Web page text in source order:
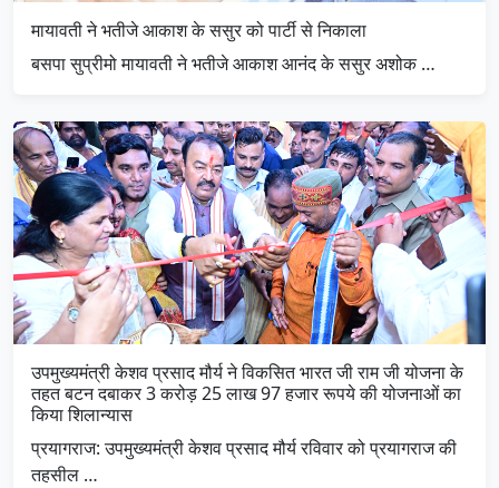
मायावती ने भतीजे आकाश के ससुर को पार्टी से निकाला
बसपा सुप्रीमो मायावती ने भतीजे आकाश आनंद के ससुर अशोक …
उपमुख्यमंत्री केशव प्रसाद मौर्य ने विकसित भारत जी राम जी योजना के
तहत बटन दबाकर 3 करोड़ 25 लाख 97 हजार रूपये की योजनाओं का
किया शिलान्यास
प्रयागराज: उपमुख्यमंत्री केशव प्रसाद मौर्य रविवार को प्रयागराज की
तहसील …